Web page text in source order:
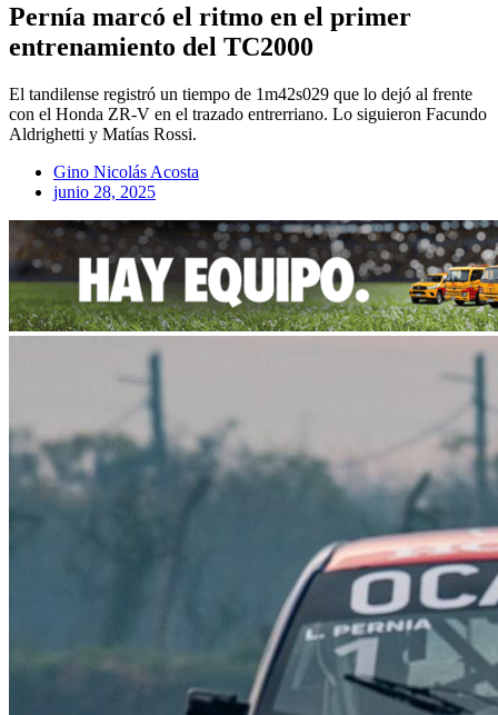
Pernía marcó el ritmo en el primer
entrenamiento del TC2000
El tandilense registró un tiempo de 1m42s029 que lo dejó al frente
con el Honda ZR-V en el trazado entrerriano. Lo siguieron Facundo
Aldrighetti y Matías Rossi.
Gino Nicolás Acosta
junio 28, 2025